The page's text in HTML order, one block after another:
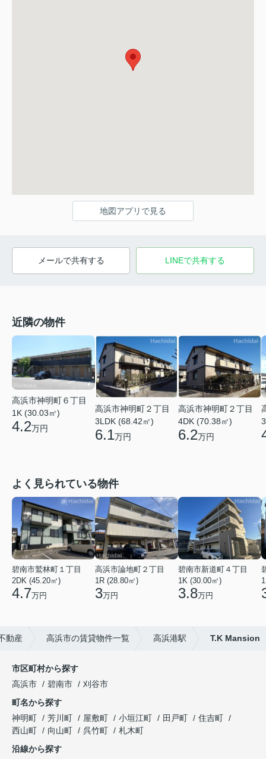
地図アプリで見る
メールで共有する LINEで共有する
近隣の物件
高浜市神明町６丁目
1K (30.03㎡)
4.2万円
高浜市神明町２丁目
3LDK (68.42㎡)
6.1万円
高浜市神明町２丁目
4DK (70.38㎡)
6.2万円
よく見られている物件
碧南市鷲林町１丁目
2DK (45.20㎡)
4.7万円
高浜市論地町２丁目
1R (28.80㎡)
3万円
碧南市新道町４丁目
1K (30.00㎡)
3.8万円
動産 高浜市の賃貸物件一覧 高浜港駅 T.K Mansion
市区町村から探す
高浜市
碧南市
刈谷市
町名から探す
神明町
芳川町 屋敷町 小垣江町 田戸町
住吉町
西山町
向山町 呉竹町
札木町
沿線から探す